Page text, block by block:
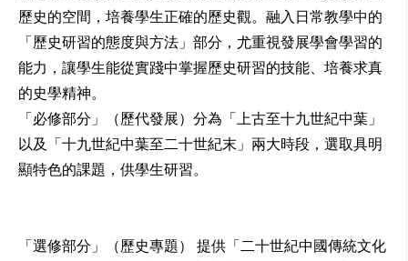
歷史的空間，培養學生正確的歷史觀。 融入日常教學中的
「歷史研習的態度與方法」部分， 尤重視發展學會學習的
能力， 讓學生能從實踐中掌握歷史研習的技能、培養求真
的史學精神。
「必修部分」（歷代發展）分為「上古至十九世紀中葉」
以及「 十九世紀中葉至二十世紀末」兩大時段，選取具明
顯特色的課題， 供學生研習。
「選修部分」（歷史專題） 提供「二十世紀中國傳統文化